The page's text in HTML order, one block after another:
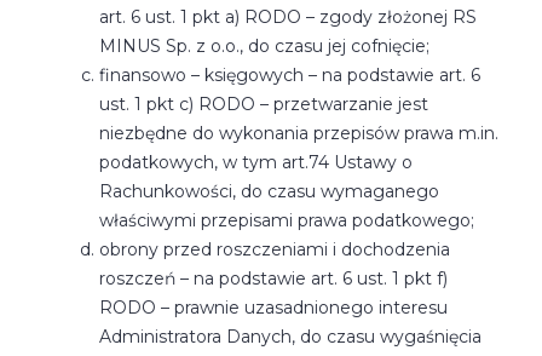
art. 6 ust. 1 pkt a) RODO – zgody złożonej RS
MINUS Sp. z o.o., do czasu jej cofnięcie;
finansowo – księgowych – na podstawie art. 6
ust. 1 pkt c) RODO – przetwarzanie jest
niezbędne do wykonania przepisów prawa m.in.
podatkowych, w tym art.74 Ustawy o
Rachunkowości, do czasu wymaganego
właściwymi przepisami prawa podatkowego;
obrony przed roszczeniami i dochodzenia
roszczeń – na podstawie art. 6 ust. 1 pkt f)
RODO – prawnie uzasadnionego interesu
Administratora Danych, do czasu wygaśnięcia